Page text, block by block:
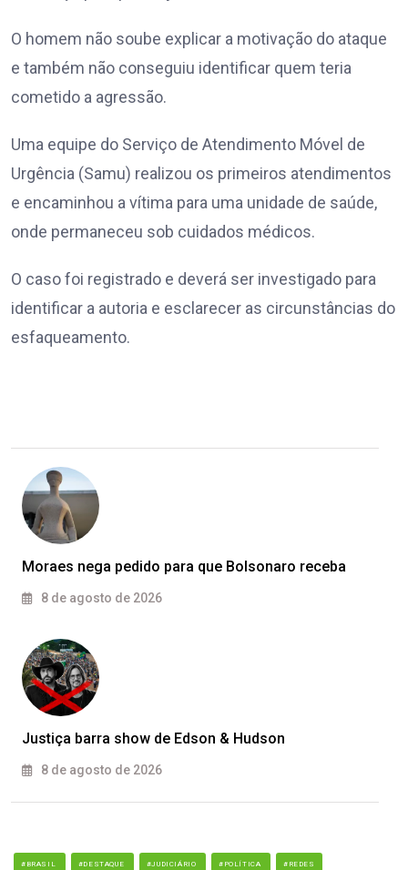
O homem não soube explicar a motivação do ataque
e também não conseguiu identificar quem teria
cometido a agressão.
Uma equipe do Serviço de Atendimento Móvel de
Urgência (Samu) realizou os primeiros atendimentos
e encaminhou a vítima para uma unidade de saúde,
onde permaneceu sob cuidados médicos.
O caso foi registrado e deverá ser investigado para
identificar a autoria e esclarecer as circunstâncias do
esfaqueamento.
Moraes nega pedido para que Bolsonaro receba
8 de agosto de 2026
Justiça barra show de Edson & Hudson
8 de agosto de 2026
#BRASIL #DESTAQUE #JUDICIÁRIO #POLÍTICA #REDES